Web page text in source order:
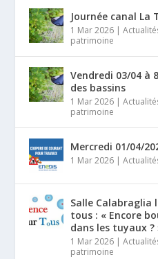
Journée canal La
1 Mar 2026 |
patrimoine
Vendredi 03/04 à
des bassins
1 Mar 2026 |
patrimoine
Mercredi 01/04/
1 Mar 2026 |
Salle Calabraglia
tous : « Encore
dans les tuyaux ?
1 Mar 2026 |
patrimoine